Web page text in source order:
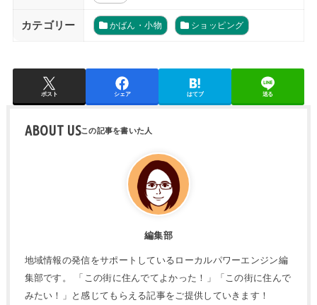
カテゴリー かばん・小物 ショッピング
ポスト シェア はてブ 送る
ABOUT US
編集部
地域情報の発信をサポートしているローカルパワーエンジン編
集部です。 「この街に住んでてよかった！」「この街に住んで
みたい！」と感じてもらえる記事をご提供していきます！